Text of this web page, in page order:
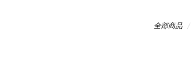
全部商品